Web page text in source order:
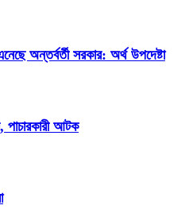
অন্তর্বর্তী সরকার: অর্থ উপদেষ্টা
পাচারকারী আটক